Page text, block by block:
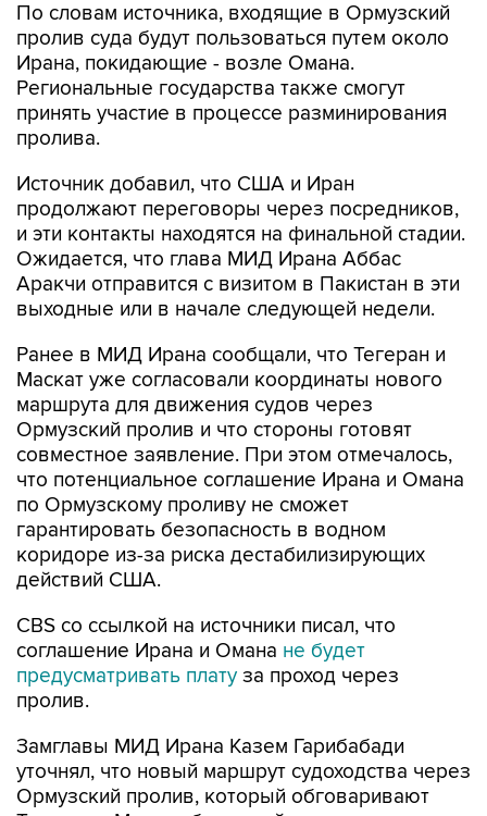
По словам источника, входящие в Ормузский
пролив суда будут пользоваться путем около
Ирана, покидающие - возле Омана.
Региональные государства также смогут
принять участие в процессе разминирования
пролива.
Источник добавил, что США и Иран
продолжают переговоры через посредников,
и эти контакты находятся на финальной стадии.
Ожидается, что глава МИД Ирана Аббас
Аракчи отправится с визитом в Пакистан в эти
выходные или в начале следующей недели.
Ранее в МИД Ирана сообщали, что Тегеран и
Маскат уже согласовали координаты нового
маршрута для движения судов через
Ормузский пролив и что стороны готовят
совместное заявление. При этом отмечалось,
что потенциальное соглашение Ирана и Омана
по Ормузскому проливу не сможет
гарантировать безопасность в водном
коридоре из-за риска дестабилизирующих
действий США.
CBS со ссылкой на источники писал, что
соглашение Ирана и Омана не будет
предусматривать плату за проход через
пролив.
Замглавы МИД Ирана Казем Гарибабади
уточнял, что новый маршрут судоходства через
Ормузский пролив, который обговаривают